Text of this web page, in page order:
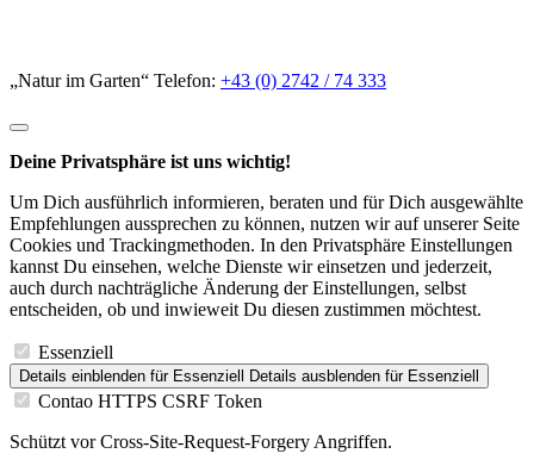
„Natur im Garten“ Telefon: +43 (0) 2742 / 74 333
Deine Privatsphäre ist uns wichtig!
Um Dich ausführlich informieren, beraten und für Dich ausgewählte
Empfehlungen aussprechen zu können, nutzen wir auf unserer Seite
Cookies und Trackingmethoden. In den Privatsphäre Einstellungen
kannst Du einsehen, welche Dienste wir einsetzen und jederzeit,
auch durch nachträgliche Änderung der Einstellungen, selbst
entscheiden, ob und inwieweit Du diesen zustimmen möchtest.
Essenziell
Details einblenden für Essenziell Details ausblenden für Essenziell
Contao HTTPS CSRF Token
Schützt vor Cross-Site-Request-Forgery Angriffen.